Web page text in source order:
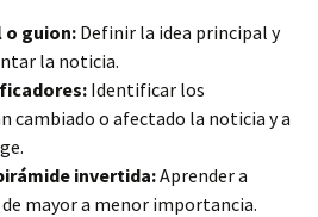
o guion: Definir la idea principal y
la noticia.
Identificar los
cambiado o afectado la noticia y a
invertida:Aprender a
mayor a menor importancia.